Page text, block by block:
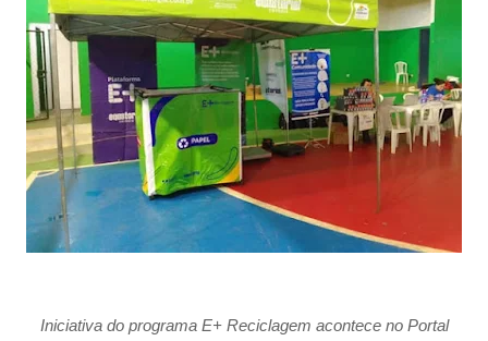
Iniciativa do programa E+ Reciclagem acontece no Portal